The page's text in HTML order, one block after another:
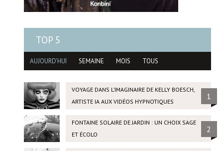
TOP 5
AUJOURD'HUI SEMAINE MOIS TOUS
VOYAGE DANS L’IMAGINAIRE DE KELLY BOESCH,
ARTISTE IA AUX VIDÉOS HYPNOTIQUES
1
FONTAINE SOLAIRE DE JARDIN : UN CHOIX SAGE
ET ÉCOLO
2